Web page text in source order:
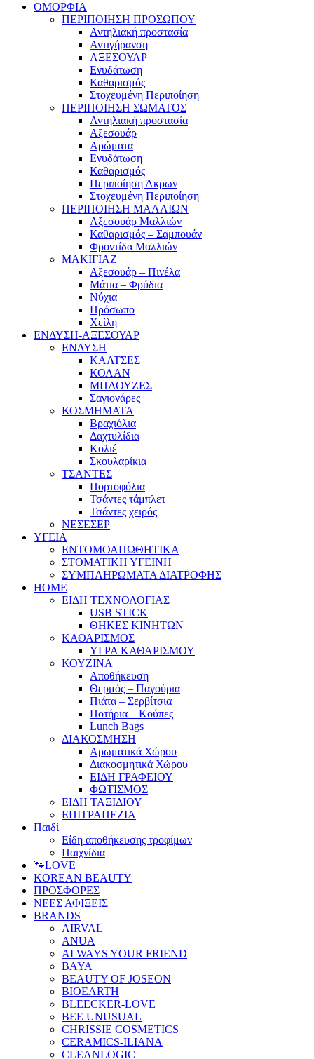
ΟΜΟΡΦΙΑ
ΠΕΡΙΠΟΙΗΣΗ ΠΡΟΣΩΠΟΥ
Αντηλιακή προστασία
Αντιγήρανση
ΑΞΕΣΟΥΑΡ
Ενυδάτωση
Καθαρισμός
Στοχευμένη Περιποίηση
ΠΕΡΙΠΟΙΗΣΗ ΣΩΜΑΤΟΣ
Αντηλιακή προστασία
Αξεσουάρ
Αρώματα
Ενυδάτωση
Καθαρισμός
Περιποίηση Άκρων
Στοχευμένη Περιποίηση
ΠΕΡΙΠΟΙΗΣΗ ΜΑΛΛΙΩΝ
Αξεσουάρ Μαλλιών
Καθαρισμός – Σαμπουάν
Φροντίδα Μαλλιών
ΜΑΚΙΓΙΑΖ
Αξεσουάρ – Πινέλα
Μάτια – Φρύδια
Νύχια
Πρόσωπο
Χείλη
ΕΝΔΥΣΗ-ΑΞΕΣΟΥΑΡ
ΕΝΔΥΣΗ
ΚΑΛΤΣΕΣ
ΚΟΛΑΝ
ΜΠΛΟΥΖΕΣ
Σαγιονάρες
ΚΟΣΜΗΜΑΤΑ
Βραχιόλια
Δαχτυλίδια
Κολιέ
Σκουλαρίκια
ΤΣΑΝΤΕΣ
Πορτοφόλια
Τσάντες τάμπλετ
Τσάντες χειρός
ΝΕΣΕΣΕΡ
ΥΓΕΙΑ
ΕΝΤΟΜΟΑΠΩΘΗΤΙΚΑ
ΣΤΟΜΑΤΙΚΗ ΥΓΕΙΝΗ
ΣΥΜΠΛΗΡΩΜΑΤΑ ΔΙΑΤΡΟΦΗΣ
HOME
ΕΙΔΗ ΤΕΧΝΟΛΟΓΙΑΣ
USB STICK
ΘΗΚΕΣ ΚΙΝΗΤΩΝ
ΚΑΘΑΡΙΣΜΟΣ
ΥΓΡΑ ΚΑΘΑΡΙΣΜΟΥ
ΚΟΥΖΙΝΑ
Αποθήκευση
Θερμός – Παγούρια
Πιάτα – Σερβίτσια
Ποτήρια – Κούπες
Lunch Bags
ΔΙΑΚΟΣΜΗΣΗ
Αρωματικά Χώρου
Διακοσμητικά Χώρου
ΕΙΔΗ ΓΡΑΦΕΙΟΥ
ΦΩΤΙΣΜΟΣ
ΕΙΔΗ ΤΑΞΙΔΙΟΥ
ΕΠΙΤΡΑΠΕΖΙΑ
Παιδί
Είδη αποθήκευσης τροφίμων
Παιχνίδια
🐾LOVE
KOREAN BEAUTY
ΠΡΟΣΦΟΡΕΣ
ΝΕΕΣ ΑΦΙΞΕΙΣ
BRANDS
AIRVAL
ANUA
ALWAYS YOUR FRIEND
BAYA
BEAUTY OF JOSEON
BIOEARTH
BLEECKER-LOVE
BEE UNUSUAL
CHRISSIE COSMETICS
CERAMICS-ILIANA
CLEANLOGIC